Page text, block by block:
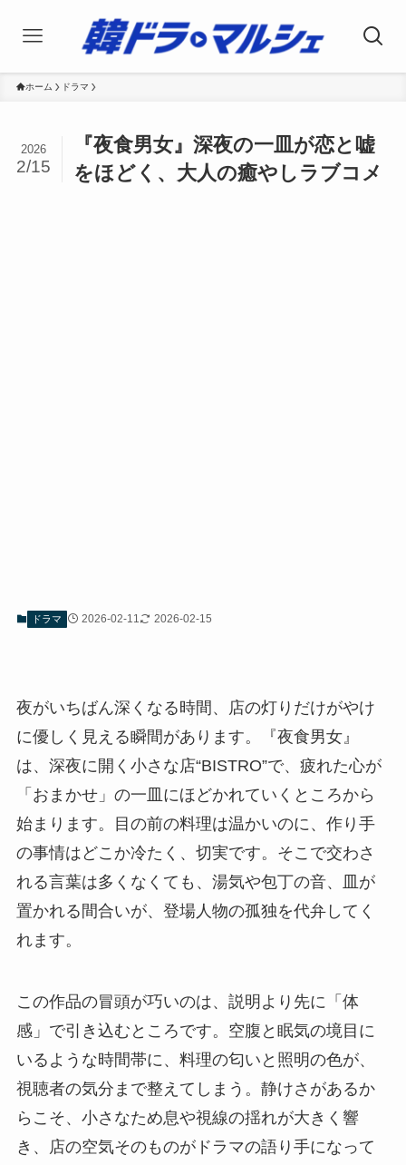
ホーム ドラマ
『夜食男女』深夜の一皿が恋と嘘
をほどく、大人の癒やしラブコメ
2026
2/15
ドラマ 2026-02-11 2026-02-15
夜がいちばん深くなる時間、店の灯りだけがやけ
に優しく見える瞬間があります。『夜食男女』
は、深夜に開く小さな店“BISTRO”で、疲れた心が
「おまかせ」の一皿にほどかれていくところから
始まります。目の前の料理は温かいのに、作り手
の事情はどこか冷たく、切実です。そこで交わさ
れる言葉は多くなくても、湯気や包丁の音、皿が
置かれる間合いが、登場人物の孤独を代弁してく
れます。
この作品の冒頭が巧いのは、説明より先に「体
感」で引き込むところです。空腹と眠気の境目に
いるような時間帯に、料理の匂いと照明の色が、
視聴者の気分まで整えてしまう。静けさがあるか
らこそ、小さなため息や視線の揺れが大きく響
き、店の空気そのものがドラマの語り手になって